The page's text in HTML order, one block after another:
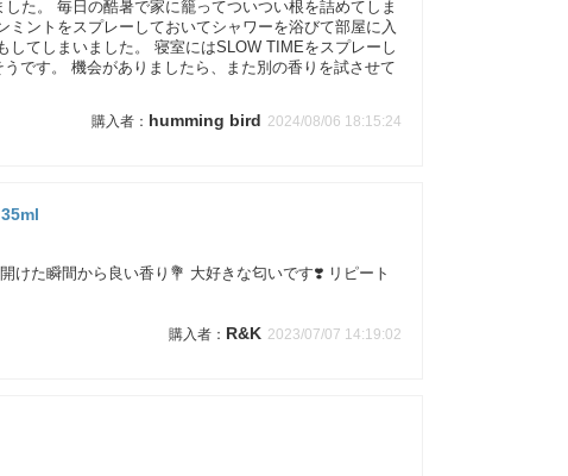
た。 毎日の酷暑で家に籠ってついつい根を詰めてしま
ントをスプレーしておいてシャワーを浴びて部屋に入
てしまいました。 寝室にはSLOW TIMEをスプレーし
です。 機会がありましたら、また別の香りを試させて
humming bird 2024/08/06 18:15:24
た瞬間から良い香り💐 大好きな匂いです❣️ リピート
R&K 2023/07/07 14:19:02